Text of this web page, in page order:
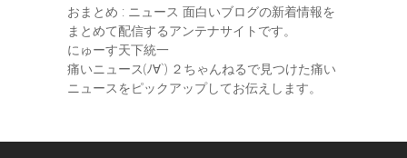
おまとめ : ニュース 面白いブログの新着情報を
まとめて配信するアンテナサイトです。
にゅーす天下統一
痛いニュース(ﾉ∀`) ２ちゃんねるで見つけた痛い
ニュースをピックアップしてお伝えします。